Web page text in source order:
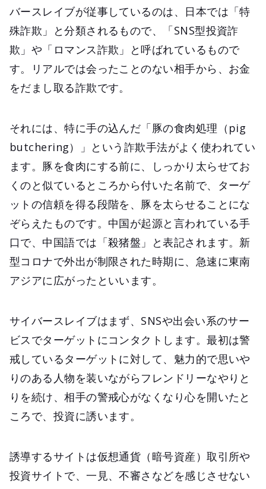
バースレイブが従事しているのは、日本では「特
殊詐欺」と分類されるもので、「SNS型投資詐
欺」や「ロマンス詐欺」と呼ばれているもので
す。リアルでは会ったことのない相手から、お金
をだまし取る詐欺です。
それには、特に手の込んだ「豚の食肉処理（pig
butchering）」という詐欺手法がよく使われてい
ます。豚を食肉にする前に、しっかり太らせてお
くのと似ているところから付いた名前で、ターゲ
ットの信頼を得る段階を、豚を太らせることにな
ぞらえたものです。中国が起源と言われている手
口で、中国語では「殺猪盤」と表記されます。新
型コロナで外出が制限された時期に、急速に東南
アジアに広がったといいます。
サイバースレイブはまず、SNSや出会い系のサー
ビスでターゲットにコンタクトします。最初は警
戒しているターゲットに対して、魅力的で思いや
りのある人物を装いながらフレンドリーなやりと
りを続け、相手の警戒心がなくなり心を開いたと
ころで、投資に誘います。
誘導するサイトは仮想通貨（暗号資産）取引所や
投資サイトで、一見、不審さなどを感じさせない